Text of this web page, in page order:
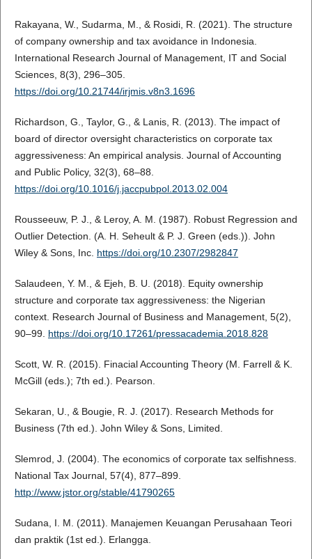
Rakayana, W., Sudarma, M., & Rosidi, R. (2021). The structure
of company ownership and tax avoidance in Indonesia.
International Research Journal of Management, IT and Social
Sciences, 8(3), 296–305.
https://doi.org/10.21744/irjmis.v8n3.1696
Richardson, G., Taylor, G., & Lanis, R. (2013). The impact of
board of director oversight characteristics on corporate tax
aggressiveness: An empirical analysis. Journal of Accounting
and Public Policy, 32(3), 68–88.
https://doi.org/10.1016/j.jaccpubpol.2013.02.004
Rousseeuw, P. J., & Leroy, A. M. (1987). Robust Regression and
Outlier Detection. (A. H. Seheult & P. J. Green (eds.)). John
Wiley & Sons, Inc. https://doi.org/10.2307/2982847
Salaudeen, Y. M., & Ejeh, B. U. (2018). Equity ownership
structure and corporate tax aggressiveness: the Nigerian
context. Research Journal of Business and Management, 5(2),
90–99. https://doi.org/10.17261/pressacademia.2018.828
Scott, W. R. (2015). Finacial Accounting Theory (M. Farrell & K.
McGill (eds.); 7th ed.). Pearson.
Sekaran, U., & Bougie, R. J. (2017). Research Methods for
Business (7th ed.). John Wiley & Sons, Limited.
Slemrod, J. (2004). The economics of corporate tax selfishness.
National Tax Journal, 57(4), 877–899.
http://www.jstor.org/stable/41790265
Sudana, I. M. (2011). Manajemen Keuangan Perusahaan Teori
dan praktik (1st ed.). Erlangga.